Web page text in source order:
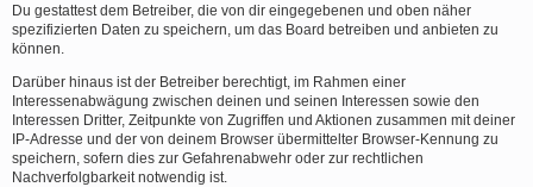
Du gestattest dem Betreiber, die von dir eingegebenen und oben näher
spezifizierten Daten zu speichern, um das Board betreiben und anbieten zu
können.
Darüber hinaus ist der Betreiber berechtigt, im Rahmen einer
Interessenabwägung zwischen deinen und seinen Interessen sowie den
Interessen Dritter, Zeitpunkte von Zugriffen und Aktionen zusammen mit deiner
IP-Adresse und der von deinem Browser übermittelter Browser-Kennung zu
speichern, sofern dies zur Gefahrenabwehr oder zur rechtlichen
Nachverfolgbarkeit notwendig ist.